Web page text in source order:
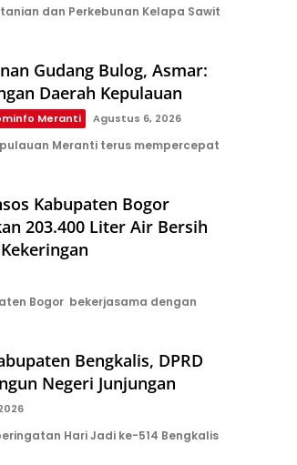
dan Perkebunan Kelapa Sawit
Gudang Bulog, Asmar:
Daerah Kepulauan
Meranti Agustus 6, 2026
Meranti terus mempercepat
Kabupaten Bogor
203.400 Liter Air Bersih
Bogor bekerjasama dengan
Bengkalis, DPRD
Negeri Junjungan
Hari Jadi ke-514 Bengkalis